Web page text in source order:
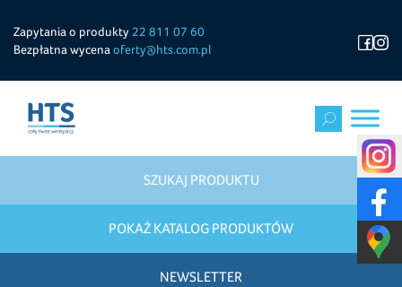
Zapytania o produkty 22 811 07 60
Bezpłatna wycena oferty@hts.com.pl
SZUKAJ PRODUKTU
POKAŻ KATALOG PRODUKTÓW
NEWSLETTER